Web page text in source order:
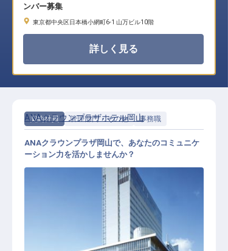
ンバー募集
東京都中央区日本橋小網町6-1 山万ビル10階
詳しく見る
契約社員 管理部門・その他 事務職
ANAクラウンプラザホテル岡山
ANAクラウンプラザ岡山で、あなたのコミュニケ
ーション力を活かしませんか？